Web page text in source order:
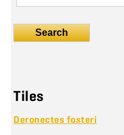
Search
Tiles
Deronectes fosteri